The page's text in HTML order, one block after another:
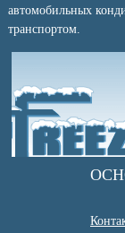
автомобильных
транспортом.